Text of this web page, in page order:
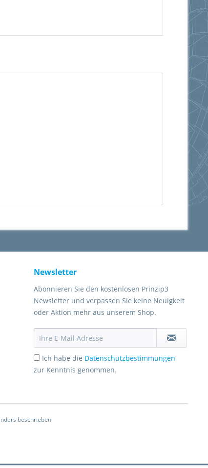
Newsletter
Abonnieren Sie den kostenlosen Prinzip3
Newsletter und verpassen Sie keine Neuigkeit
oder Aktion mehr aus unserem Shop.
Ich habe die Datenschutzbestimmungen
zur Kenntnis genommen.
beschrieben